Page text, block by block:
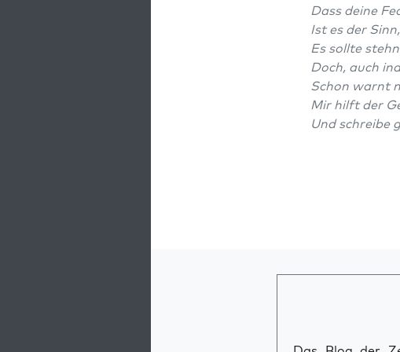
Dass dei­ne
Ist es der
Es soll­te
Doch, auch
Schon warnt
Mir hilft der
Und schrei­be